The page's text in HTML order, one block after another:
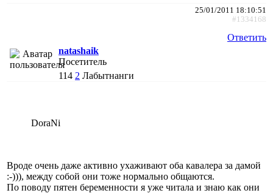
25/01/2011 18:10:51
#1334168
Ответить
natashaik
Посетитель
114 2 Лабытнанги
DoraNi
Вроде очень даже активно ухаживают оба кавалера за дамой
:-))), между собой они тоже нормально общаются.
По поводу пятен беременности я уже читала и знаю как они